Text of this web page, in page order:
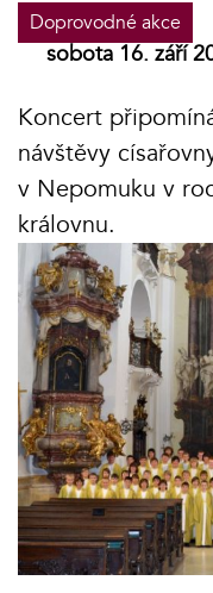
Doprovodné akce
sobota 16. září
Koncert
návštěvy
v Nepomuku v
královnu.